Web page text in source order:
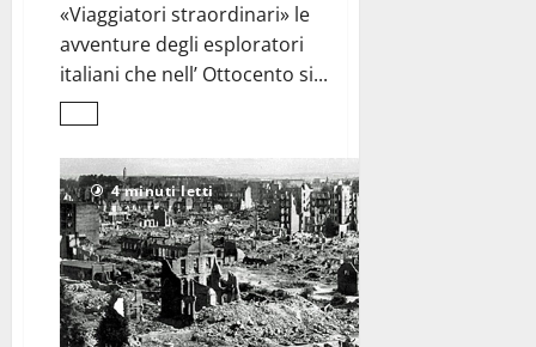
«Viaggiatori straordinari» le
avventure degli esploratori
italiani che nell’ Ottocento si...
Leggi
più
su
Scoperte,
naufragi
e
sogni
<br>dei
naviganti
italiani
4 minuti letti